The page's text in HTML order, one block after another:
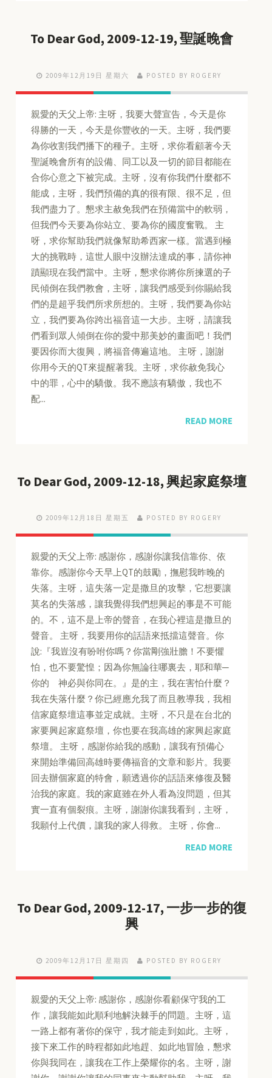
To Dear God, 2009-12-19, 聖誕晚會
2009年12月19日 星期六 POSTED BY ROGERY
親愛的天父上帝: 主呀，我要大聲宣告，今天是你
得勝的一天，今天是你豐收的一天。主呀，我們要
為你收割我們播下的種子。主呀，求你看顧著今天
聖誕晚會所有的設備、同工以及一切的節目都能在
合你心意之下被完成。主呀，沒有你我們什麼都不
能成，主呀，我們預備的真的很有限、很不足，但
我們盡力了。懇求主赦免我們在預備當中的軟弱，
但我們今天要為你站立、要為你的國度奮戰。 主
呀，求你幫助我們就像幫助希西家一樣。當遇到極
大的挑戰時，這世人眼中沒辦法達成的事，請你神
蹟顯現在我們當中。主呀，懇求你將你所揀選的子
民傾倒在我們教會，主呀，讓我們感受到你賜給我
們的是超乎我們所求所想的。主呀，我們要為你站
立，我們要為你跨出福音這一大步。主呀，請讓我
們看到眾人傾倒在你的愛中那美妙的畫面吧！我們
要因你而大復興，將福音傳遍這地。 主呀，謝謝
你用今天的QT來提醒著我。主呀，求你赦免我心
中的罪，心中的驕傲。我不應該有驕傲，我也不
配...
READ MORE
To Dear God, 2009-12-18, 興起家庭祭壇
2009年12月18日 星期五 POSTED BY ROGERY
親愛的天父上帝: 感謝你，感謝你讓我信靠你、依
靠你。感謝你今天早上QT的鼓勵，撫慰我昨晚的
失落。主呀，這失落一定是撒旦的攻擊，它想要讓
莫名的失落感，讓我覺得我們想興起的事是不可能
的。不，這不是上帝的聲音，在我心裡這是撒旦的
聲音。 主呀，我要用你的話語來抵擋這聲音。你
說:『我豈沒有吩咐你嗎？你當剛強壯膽！不要懼
怕，也不要驚惶；因為你無論往哪裏去，耶和華─
你的 神必與你同在。』是的主，我在害怕什麼？
我在失落什麼？你已經應允我了而且教導我，我相
信家庭祭壇這事並定成就。主呀，不只是在台北的
家要興起家庭祭壇，你也要在我高雄的家興起家庭
祭壇。 主呀，感謝你給我的感動，讓我有預備心
來開始準備回高雄時要傳福音的文章和影片。我要
回去辦個家庭的特會，願透過你的話語來修復及醫
治我的家庭。我的家庭雖在外人看為沒問題，但其
實一直有個裂痕。主呀，謝謝你讓我看到，主呀，
我願付上代價，讓我的家人得救。 主呀，你會...
READ MORE
To Dear God, 2009-12-17, 一步一步的復
興
2009年12月17日 星期四 POSTED BY ROGERY
親愛的天父上帝: 感謝你，感謝你看顧保守我的工
作，讓我能如此順利地解決棘手的問題。主呀，這
一路上都有著你的保守，我才能走到如此。主呀，
接下來工作的時程都如此地趕、如此地冒險，懇求
你與我同在，讓我在工作上榮耀你的名。主呀，謝